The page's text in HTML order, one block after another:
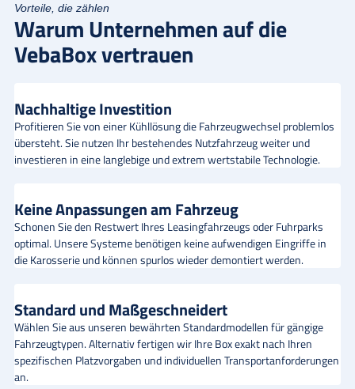
Vorteile, die zählen
Warum Unternehmen auf die
VebaBox vertrauen
Nachhaltige Investition
Profitieren Sie von einer Kühllösung die Fahrzeugwechsel problemlos
übersteht. Sie nutzen Ihr bestehendes Nutzfahrzeug weiter und
investieren in eine langlebige und extrem wertstabile Technologie.
Keine Anpassungen am Fahrzeug
Schonen Sie den Restwert Ihres Leasingfahrzeugs oder Fuhrparks
optimal. Unsere Systeme benötigen keine aufwendigen Eingriffe in
die Karosserie und können spurlos wieder demontiert werden.
Standard und Maßgeschneidert
Wählen Sie aus unseren bewährten Standardmodellen für gängige
Fahrzeugtypen. Alternativ fertigen wir Ihre Box exakt nach Ihren
spezifischen Platzvorgaben und individuellen Transportanforderungen
an.